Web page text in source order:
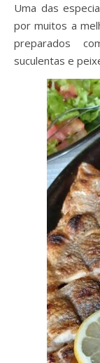
Uma das
por muitos a
preparados
suculentas e